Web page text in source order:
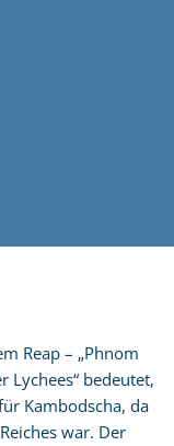
Reap – „Phnom
Lychees“ bedeutet,
Kambodscha, da
war. Der